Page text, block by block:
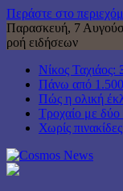
Περάστε στο
Παρασκευή, 7
ροή ειδήσεων
Νίκος Ταχιάος:
Πάνω από 1.500
Πώς η ολική
Τροχαίο με δύο
Χωρίς